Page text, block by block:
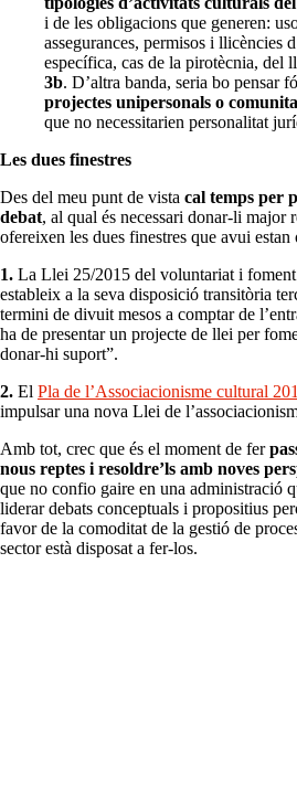
i de les obligacions que generen:
assegurances, permisos i llicències
específica, cas de la pirotècnia, del
3b. D’altra banda, seria bo pensar
projectes unipersonals o
que no necessitarien personalitat
Les dues finestres
Des del meu punt de vista cal temps per
debat, al qual és necessari donar-li major
ofereixen les dues finestres que avui estan
1. La Llei 25/2015 del voluntariat i foment
estableix a la seva disposició transitòria
termini de divuit mesos a comptar de
ha de presentar un projecte de llei per
donar-hi suport”.
2. El Pla de l’Associacionisme cultural
impulsar una nova Llei de
Amb tot, crec que és el moment de fer
nous reptes i resoldre’ls amb noves
que no confio gaire en una administració
liderar debats conceptuals i propositius
favor de la comoditat de la gestió de
sector està disposat a fer-los.